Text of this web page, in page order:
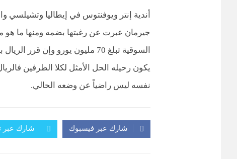
أندية إنتر ويوفنتوس في إيطاليا وتشيلسي
جيرمان عبرت عن رغبتها بضمه ومنها ما هو
السوقية تبلغ 70 مليون يورو وإن
يكون رحيله الحل الأمثل لكلا الطرفين
نفسه ليس راضياً عن وضعه الحالي.
شارك عبر فيسبوك شارك عبر